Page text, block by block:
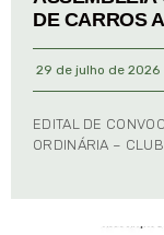
DE CARROS
29 de julho de 2026
EDITAL DE
ORDINÁRIA –